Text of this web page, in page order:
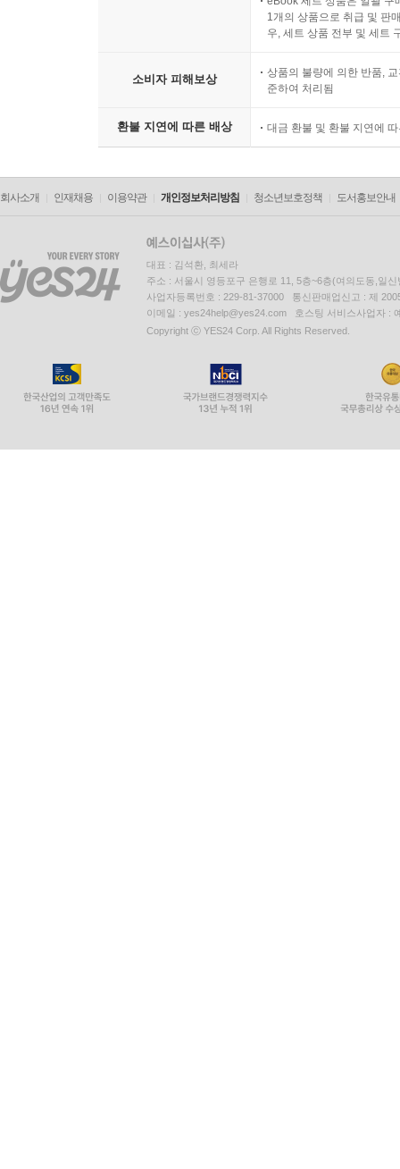
1개의 상품으로 취급 및 판
우, 세트 상품 전부 및 세트
소비자 피해보상
상품의 불량에 의한 반품,
준하여 처리됨
환불 지연에 따른 배상 대금 환불 및 환불 지연에
회사소개 인재채용 이용약관 개인정보처리방침 청소년보호정책 도서홍보안내
대표 : 김석환, 최세라
주소 : 서울시 영등포구 은행로 11, 5층~6층(여의도동,일신
사업자등록번호 : 229-81-37000 통신판매업신고 : 제
이메일 : yes24help@yes24.com 호스팅 서비스사업자 :
Copyright ⓒ YES24 Corp. All Rights Reserved.